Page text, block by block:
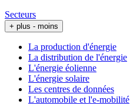
Secteurs
+ plus - moins
La production d'énergie
La distribution de l'énergie
L'énergie éolienne
L'énergie solaire
Les centres de données
L'automobile et l'e-mobilité